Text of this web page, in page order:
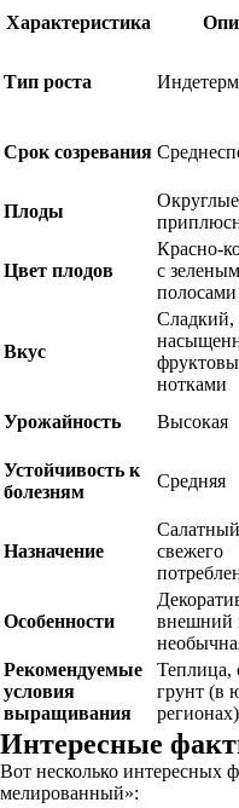
Характеристика
Тип роста
Срок созревания
Плоды
Цвет плодов
Красно-
с
полосами
Вкус
Сладкий,
нотками
Урожайность Высокая
Устойчивость к
болезням
Средняя
Назначение
свежего
Особенности
внешний
Рекомендуемые
условия
выращивания
Теплица,
грунт (в
регионах)
Интересные
Вот несколько интересных
мелированный»: